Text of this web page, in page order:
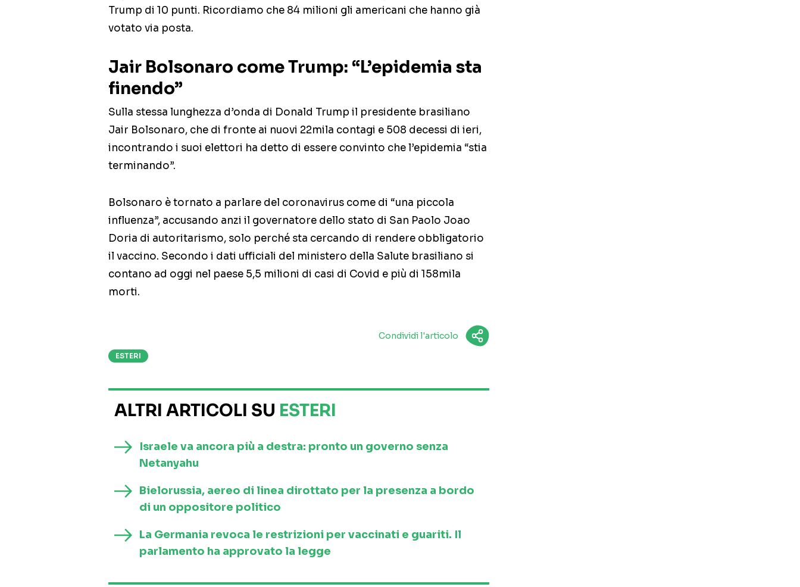
Trump di 10 punti. Ricordiamo che 84 milioni gli americani che hanno già
votato via posta.
Jair Bolsonaro come Trump: “L’epidemia sta
finendo”
Sulla stessa lunghezza d’onda di Donald Trump il presidente brasiliano
Jair Bolsonaro, che di fronte ai nuovi 22mila contagi e 508 decessi di ieri,
incontrando i suoi elettori ha detto di essere convinto che l’epidemia “stia
terminando”.
Bolsonaro è tornato a parlare del coronavirus come di “una piccola
influenza”, accusando anzi il governatore dello stato di San Paolo Joao
Doria di autoritarismo, solo perché sta cercando di rendere obbligatorio
il vaccino. Secondo i dati ufficiali del ministero della Salute brasiliano si
contano ad oggi nel paese 5,5 milioni di casi di Covid e più di 158mila
morti.
Condividi l'articolo
ESTERI
ALTRI ARTICOLI SU ESTERI
Israele va ancora più a destra: pronto un governo senza
Netanyahu
Bielorussia, aereo di linea dirottato per la presenza a bordo
di un oppositore politico
La Germania revoca le restrizioni per vaccinati e guariti. Il
parlamento ha approvato la legge